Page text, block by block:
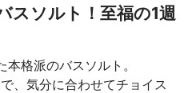
スソルト！至福の1週
格派のバスソルト。
、気分に合わせてチョイス